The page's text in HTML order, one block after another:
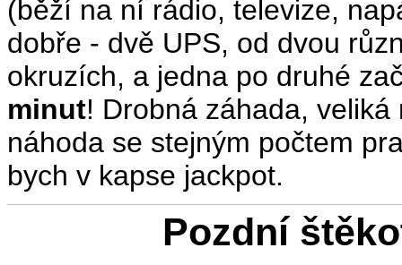
(běží na ní rádio, televize,
dobře - dvě UPS, od dvou
okruzích, a jedna po druhé
minut! Drobná záhada,
náhoda se stejným počtem
bych v kapse jackpot.
Pozdní